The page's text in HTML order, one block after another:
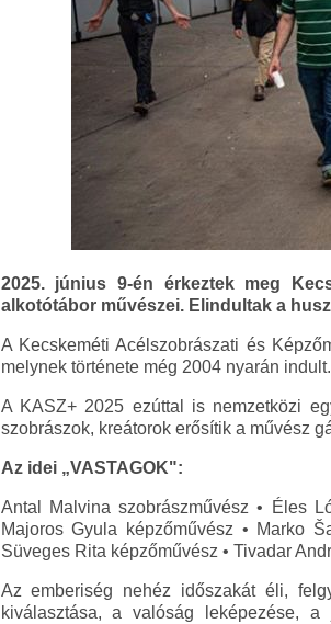
2025. június 9-én érkeztek meg
alkotótábor művészei. Elindultak a
A Kecskeméti Acélszobrászati és
melynek története még 2004 nyarán
A KASZ+ 2025 ezúttal is nemzetközi
szobrászok, kreátorok erősítik a művész
Az idei „VASTAGOK":
Antal Malvina szobrászművész • Éles
Majoros Gyula képzőművész • Marko
Süveges Rita képzőművész • Tivadar
Az emberiség nehéz időszakát éli,
kiválasztása, a valóság leképezése,